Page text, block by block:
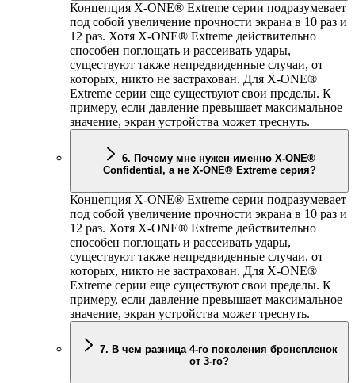
Концепция X-ONE® Extreme серии подразумевает
под собой увеличение прочности экрана в 10 раз и
12 раз. Хотя X-ONE® Extreme действительно
способен поглощать и рассеивать удары,
существуют также непредвиденные случаи, от
которых, никто не застрахован. Для X-ONE®
Extreme серии еще существуют свои пределы. К
примеру, если давление превышает максимальное
значение, экран устройства может треснуть.
6. Почему мне нужен именно X-ONE®
Confidential, а не X-ONE® Extreme серия?
Концепция X-ONE® Extreme серии подразумевает
под собой увеличение прочности экрана в 10 раз и
12 раз. Хотя X-ONE® Extreme действительно
способен поглощать и рассеивать удары,
существуют также непредвиденные случаи, от
которых, никто не застрахован. Для X-ONE®
Extreme серии еще существуют свои пределы. К
примеру, если давление превышает максимальное
значение, экран устройства может треснуть.
от 3-го?